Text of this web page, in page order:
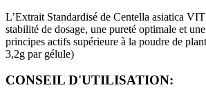
L’Extrait Standardisé de Centella asiatica
stabilité de dosage, une pureté optimale et
principes actifs supérieure à la poudre de
3,2g par gélule)
CONSEIL D'UTILISATION: